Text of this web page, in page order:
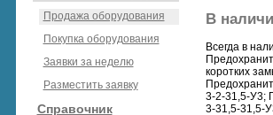
Продажа оборудования
Покупка оборудования
Заявки за неделю
Разместить заявку
Справочник
В
Всегда в
коротких
3-2-31,5-У3;
3-31,5-31,5-